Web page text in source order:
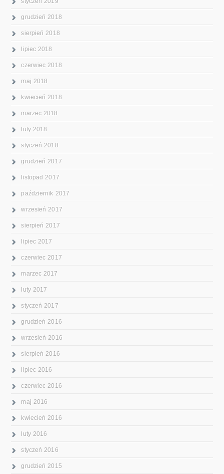
grudzień 2018
sierpień 2018
lipiec 2018
czerwiec 2018
maj 2018
kwiecień 2018
marzec 2018
luty 2018
styczeń 2018
grudzień 2017
listopad 2017
październik 2017
wrzesień 2017
sierpień 2017
lipiec 2017
czerwiec 2017
marzec 2017
luty 2017
styczeń 2017
grudzień 2016
wrzesień 2016
sierpień 2016
lipiec 2016
czerwiec 2016
maj 2016
kwiecień 2016
luty 2016
styczeń 2016
grudzień 2015